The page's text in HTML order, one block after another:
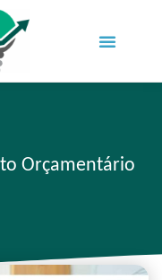
Orçamentário